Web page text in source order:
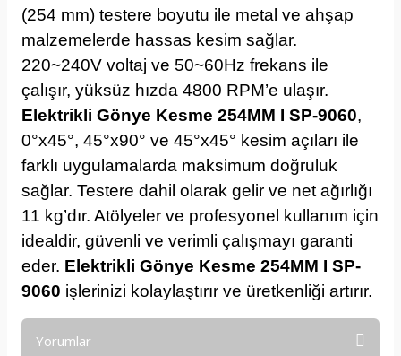
(254 mm) testere boyutu ile metal ve ahşap
malzemelerde hassas kesim sağlar.
220~240V voltaj ve 50~60Hz frekans ile
çalışır, yüksüz hızda 4800 RPM’e ulaşır.
Elektrikli Gönye Kesme 254MM I SP-9060,
0°x45°, 45°x90° ve 45°x45° kesim açıları ile
farklı uygulamalarda maksimum doğruluk
sağlar. Testere dahil olarak gelir ve net ağırlığı
11 kg’dır. Atölyeler ve profesyonel kullanım için
idealdir, güvenli ve verimli çalışmayı garanti
eder. Elektrikli Gönye Kesme 254MM I SP-
9060 işlerinizi kolaylaştırır ve üretkenliği artırır.
Yorumlar